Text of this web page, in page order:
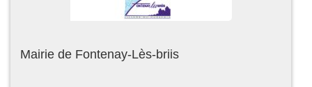
Mairie de Fontenay-Lès-briis